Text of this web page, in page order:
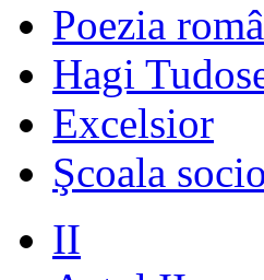
Poezia
Hagi
Excelsior
Şcoala
II